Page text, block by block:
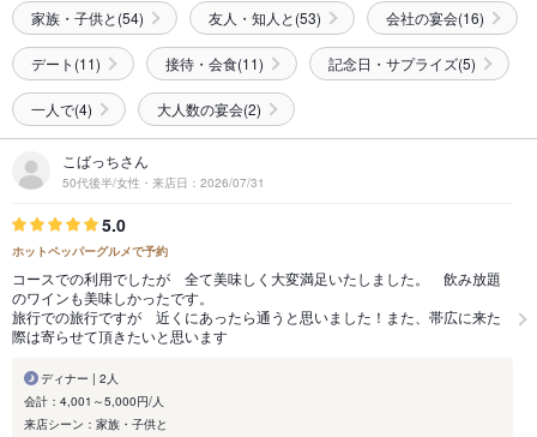
家族・子供と(54) 友人・知人と(53) 会社の宴会(16)
デート(11) 接待・会食(11) 記念日・サプライズ(5)
一人で(4) 大人数の宴会(2)
こばっちさん
50代後半/女性・来店日：2026/07/31
5.0
ホットペッパーグルメで予約
コースでの利用でしたが 全て美味しく大変満足いたしました。 飲み放題
のワインも美味しかったです。
旅行での旅行ですが 近くにあったら通うと思いました！また、帯広に来た
際は寄らせて頂きたいと思います
ディナー | 2人
会計：4,001～5,000円/人
来店シーン：家族・子供と